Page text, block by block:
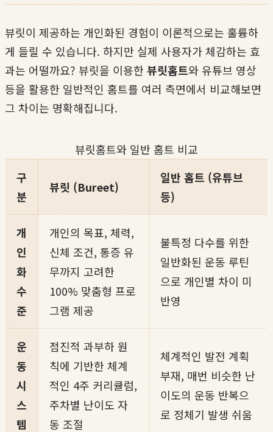
뷰릿이 제공하는 개인화된 경험이 이론적으로는 훌륭하
게 들릴 수 있습니다. 하지만 실제 사용자가 체감하는 효
과는 어떨까요? 뷰릿을 이용한 뷰릿홈트와 유튜브 영상
등을 활용한 일반적인 홈트를 여러 측면에서 비교해보면
그 차이는 명확해집니다.
뷰릿홈트와 일반 홈트 비교
구
분
뷰릿 (Bureet)
일반 홈트 (유튜브
등)
개
인
화
수
준
개인의 목표, 체력,
신체 조건, 통증 유
무까지 고려한
100% 맞춤형 프로
그램 제공
불특정 다수를 위한
일반화된 운동 루틴
으로 개인별 차이 미
반영
운
동
시
스
템
점진적 과부하 원
칙에 기반한 체계
적인 4주 커리큘럼,
주차별 난이도 자
동 조절
체계적인 발전 계획
부재, 매번 비슷한 난
이도의 운동 반복으
로 정체기 발생 쉬움